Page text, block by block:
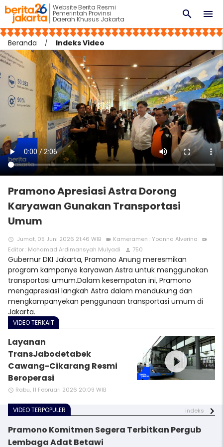
Website Berita Resmi
Pemerintah Provinsi
Daerah Khusus Jakarta menu
search
Beranda Indeks Video
Pramono Apresiasi Astra Dorong
Karyawan Gunakan Transportasi
Umum
access_time Jumat, 05 Juni 2026 21:46 WIB videocam Kameramen : Yoanna Alverina video_call
Editor : Mohamad Ardimansyah Mulyadi person 750
Gubernur DKI Jakarta, Pramono Anung meresmikan
program kampanye karyawan Astra untuk menggunakan
transportasi umum.Dalam kesempatan ini, Pramono
mengapresiasi langkah Astra dalam mendukung dan
mengkampanyekan penggunaan transportasi umum di
Jakarta.
VIDEO TERKAIT
Layanan
TransJabodetabek
Cawang-Cikarang Resmi
Beroperasi
access_time Rabu, 11 Februari 2026 20:09 WIB
play_circle_filled
VIDEO TERPOPULER indeks
Pramono Komitmen Segera Terbitkan Pergub
Lembaga Adat Betawi